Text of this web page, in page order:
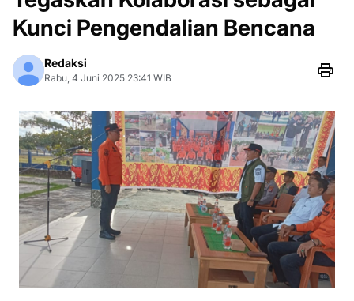
Kunci Pengendalian Bencana
Redaksi
Rabu, 4 Juni 2025 23:41 WIB